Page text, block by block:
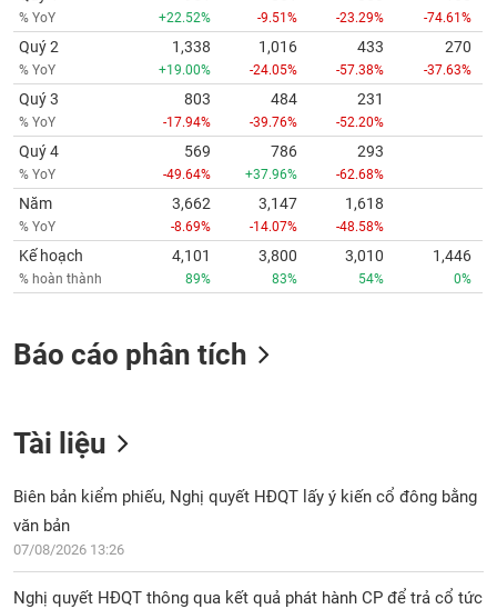
% YoY +22.52% -9.51% -23.29% -74.61%
Quý 2
% YoY
1,338
+19.00%
1,016
-24.05%
433
-57.38%
270
-37.63%
Quý 3
% YoY
803
-17.94%
484
-39.76%
231
-52.20%
Quý 4
% YoY
569
-49.64%
786
+37.96%
293
-62.68%
Năm
% YoY
3,662
-8.69%
3,147
-14.07%
1,618
-48.58%
Kế hoạch
% hoàn thành
4,101
89%
3,800
83%
3,010
54%
1,446
0%
Báo cáo phân tích
Tài liệu
Biên bản kiểm phiếu, Nghị quyết HĐQT lấy ý kiến cổ đông bằng
văn bản
07/08/2026 13:26
Nghị quyết HĐQT thông qua kết quả phát hành CP để trả cổ tức